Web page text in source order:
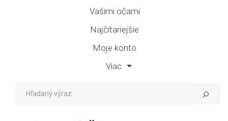
Vašimi očami
Najčítanejšie
Moje konto
Viac